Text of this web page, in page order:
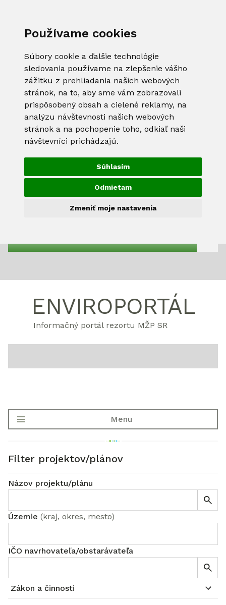
Používame cookies
Súbory cookie a ďalšie technológie
sledovania používame na zlepšenie vášho
zážitku z prehliadania našich webových
stránok, na to, aby sme vám zobrazovali
prispôsobený obsah a cielené reklamy, na
analýzu návštevnosti našich webových
stránok a na pochopenie toho, odkiaľ naši
návštevníci prichádzajú.
Súhlasím
Odmietam
Zmeniť moje nastavenia
ENVIROPORTÁL
Informačný portál rezortu MŽP SR
Menu
Filter projektov/plánov
Názov projektu/plánu
Územie (kraj, okres, mesto)
IČO navrhovateľa/obstarávateľa
Zákon a činnosti